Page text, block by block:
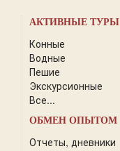
АКТИВНЫЕ ТУРЫ
Конные
Водные
Пешие
Экскурсионные
Все...
ОБМЕН ОПЫТОМ
Отчеты, дневники